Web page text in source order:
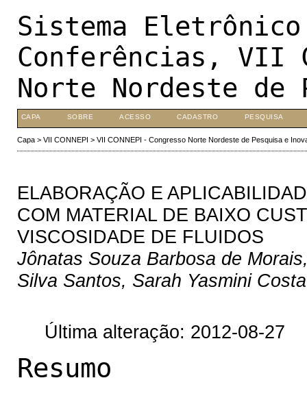
Sistema
Conferências, VII
Norte Nordeste de
CAPA SOBRE ACESSO CADASTRO PESQUISA
Capa> VII CONNEPI > VII CONNEPI - Congresso Norte Nordeste de Pesquisa e
ELABORAÇÃO E
COM MATERIAL DE BAIXO
VISCOSIDADE DE FLUIDOS
Jônatas Souza Barbosa de
Silva Santos, Sarah Yasmini
Última alteração: 2012-08-27
Resumo